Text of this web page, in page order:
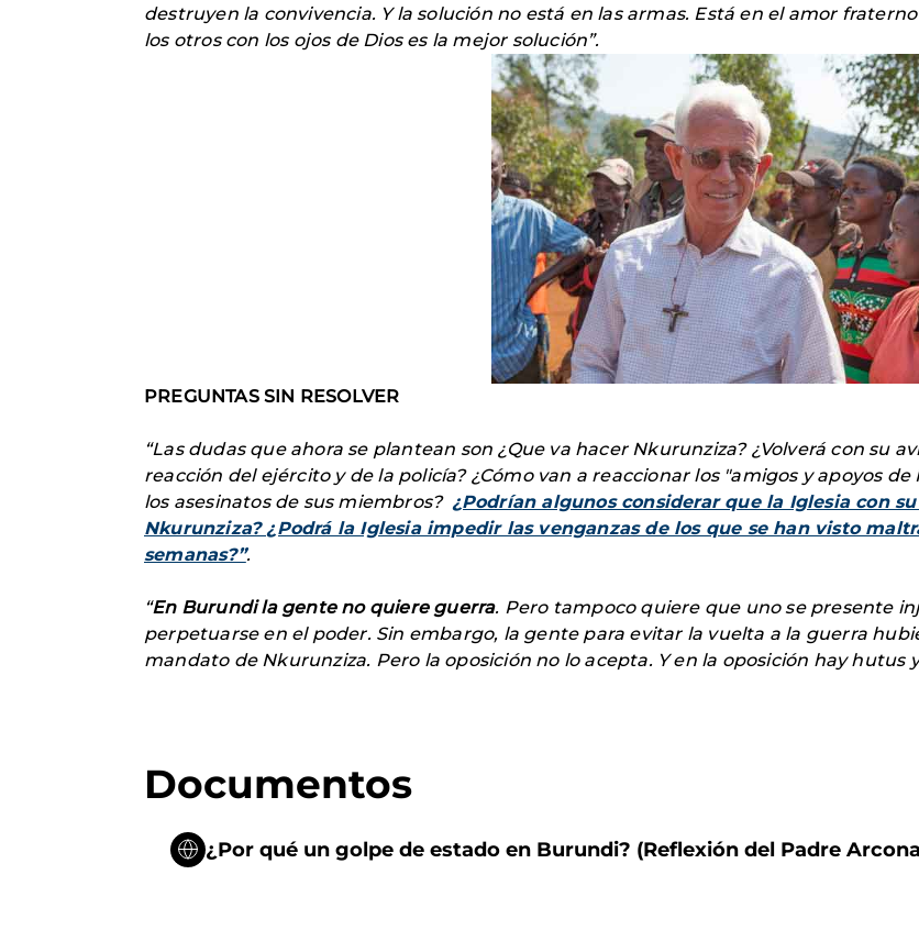
destruyen la convivencia. Y la solución no está en las armas. Está en el amor
los otros con los ojos de Dios es la mejor solución”.
PREGUNTAS SIN RESOLVER
“Las dudas que ahora se plantean son ¿Que va hacer Nkurunziza? ¿Volverá con su
reacción delejército y de la policía? ¿Cómo van a reaccionar los"amigos y apoyos de
los asesinatos de sus miembros? ¿Podrían algunos considerar que la Iglesia con
Nkurunziza? ¿Podrá la Iglesia impedir las venganzas de los que se han visto
semanas?”.
“En Burundi la gente no quiere guerra. Pero tampoco quiere que uno se presente
perpetuarse en el poder. Sin embargo, la gente para evitar la vuelta a la guerra
mandato de Nkurunziza. Pero la oposición no lo acepta. Y en la oposición hay hutus
Documentos
¿Por qué un golpe de estado en Burundi? (Reflexión del Padre